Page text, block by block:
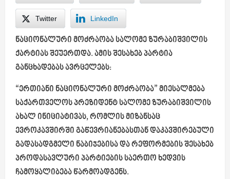
Twitter LinkedIn
ნაციონალური მოძრაობა სალომე ზურაბიშვილის
ქარტიას შეუერთდა. ამის შესახებ პარტია
განცხადებას ავრცელებს:
“ერთიანი ნაციონალური მოძრაობა” მიესალმება
საქართველოს პრეზიდენტ სალომე ზურაბიშვილის
ახალ ინიციატივას, რომლის მიზანსაც
ევროკავშირში გაწევრიანებასთან დაკავშირებული
გადასადგმელი ნაბიჯებისა და რეფორმების შესახებ
პროდასავლური პარტიების საერთო ხედვის
ჩამოყალიბება წარმოადგენს.